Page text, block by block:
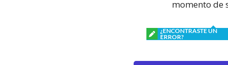
momento de
¿ENCONTRASTE UN
ERROR?